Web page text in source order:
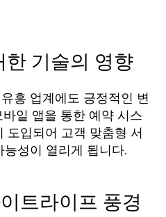
기술의 영향
흥 업계에도 긍정적인 변
일 앱을 통한 예약 시스
도입되어 고객 맞춤형 서
성이 열리게 됩니다.
트라이프 풍경